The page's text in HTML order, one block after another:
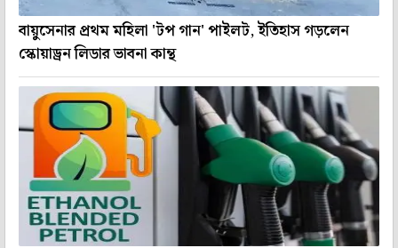
বায়ুসেনার প্রথম মহিলা 'টপ গান' পাইলট, ইতিহাস গড়লেন
স্কোয়াড্রন লিডার ভাবনা কান্থ